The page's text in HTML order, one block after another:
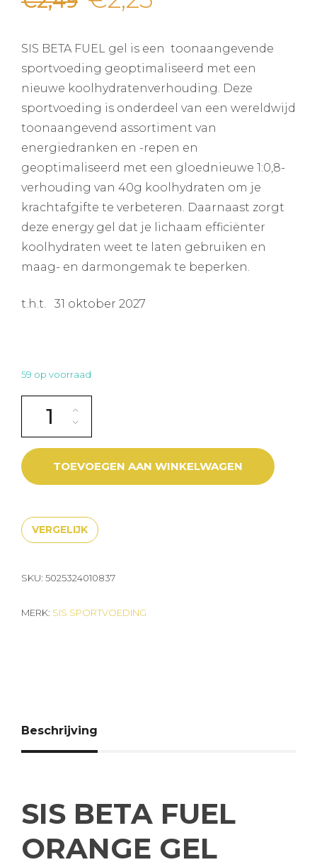
prijs
was:
€2,49.
is:
€2,25.
SIS BETA FUEL gel is een toonaangevende
sportvoeding geoptimaliseerd met een
nieuwe koolhydratenverhouding. Deze
sportvoeding is onderdeel van een wereldwijd
toonaangevend assortiment van
energiedranken en -repen en
geoptimaliseerd met een gloednieuwe 1:0,8-
verhouding van 40g koolhydraten om je
krachtafgifte te verbeteren. Daarnaast zorgt
deze energy gel dat je lichaam efficiënter
koolhydraten weet te laten gebruiken en
maag- en darmongemak te beperken.
t.h.t. 31 oktober 2027
59 op voorraad
TOEVOEGEN AAN WINKELWAGEN
VERGELIJK
SKU: 5025324010837
MERK: SIS SPORTVOEDING
Beschrijving
SIS BETA FUEL
ORANGE GEL